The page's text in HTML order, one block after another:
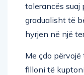
tolerancës suaj
gradualisht të
hyrjen në një
Me çdo përvojë
filloni të